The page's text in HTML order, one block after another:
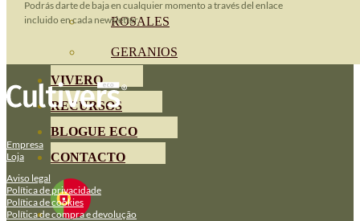
ROSALES
GERANIOS
VIVERO
RECURSOS
BLOGUE ECO
CONTACTO
Podrás darte de baja en cualquier momento a través del enlace
incluido en cada newsletter.
Empresa
Loja
Aviso legal
Política de privacidade
Política de cookies
Política de compra e devolução